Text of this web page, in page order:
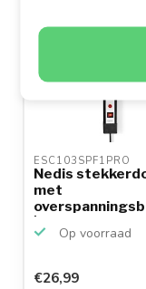
ESC103SPF1PRO
Nedis
met
| 10-voudi...
Op voorraad
€26,99